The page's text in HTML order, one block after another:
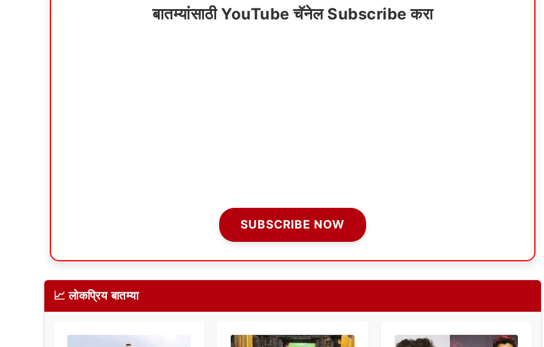
बातम्यांसाठी YouTube चॅनेल Subscribe करा
SUBSCRIBE NOW
📈 लोकप्रिय बातम्या